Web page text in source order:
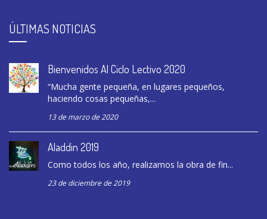
ÚLTIMAS NOTICIAS
Bienvenidos Al Ciclo Lectivo 2020
“Mucha gente pequeña, en lugares pequeños,
haciendo cosas pequeñas,...
13 de marzo de 2020
Aladdin 2019
Como todos los año, realizamos la obra de fin...
23 de diciembre de 2019